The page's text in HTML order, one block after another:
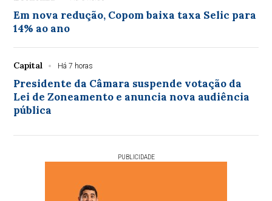
Em nova redução, Copom baixa taxa Selic para
14% ao ano
Capital Há 7 horas
Presidente da Câmara suspende votação da
Lei de Zoneamento e anuncia nova audiência
pública
PUBLICIDADE